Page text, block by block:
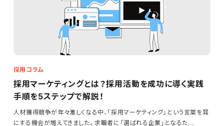
採用コラム
採用マーケティングとは？採用活動を成功に導く実践
手順を5ステップで解説！
人材獲得競争が年々激しくなる中、「採用マーケティング」という言葉を耳
にする機会が増えてきました。求職者に「選ばれる企業」となるた…